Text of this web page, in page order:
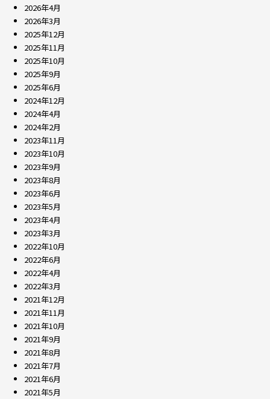
2026年4月
2026年3月
2025年12月
2025年11月
2025年10月
2025年9月
2025年6月
2024年12月
2024年4月
2024年2月
2023年11月
2023年10月
2023年9月
2023年8月
2023年6月
2023年5月
2023年4月
2023年3月
2022年10月
2022年6月
2022年4月
2022年3月
2021年12月
2021年11月
2021年10月
2021年9月
2021年8月
2021年7月
2021年6月
2021年5月